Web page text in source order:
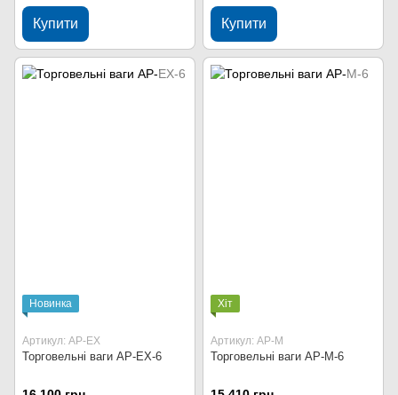
Купити Купити
Новинка
Артикул: AP-EX
Торговельні ваги AP-EX-6
Хіт
Артикул: AP-M
Торговельні ваги AP-M-6